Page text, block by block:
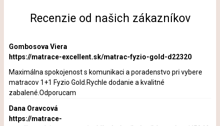
Recenzie od našich zákazníkov
Gombosova Viera
https://matrace-excellent.sk/matrac-fyzio-gold-d22320
Maximálna spokojenost s komunikaci a poradenstvo pri vybere
matracov 1+1 Fyzio Gold.Rychle dodanie a kvalitné
zabalené.Odporucam
Dana Oravcová
https://matrace-